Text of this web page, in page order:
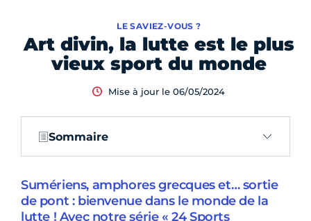
Art divin, la lutte est le plus
vieux sport du monde
LE SAVIEZ-VOUS ?
Mise à jour le 06/05/2024
Sommaire
Sumériens, amphores grecques et… sortie
de pont : bienvenue dans le monde de la
lutte ! Avec notre série « 24 Sports